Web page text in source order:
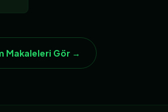
Makaleleri Gör →